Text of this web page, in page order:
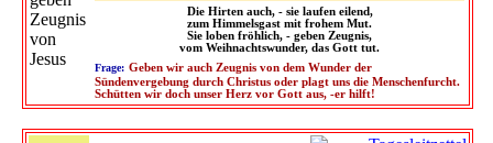
Die Hirten auch, - sie laufen eilend,
zum Himmelsgast mit frohem Mut.
Sie loben fröhlich, - geben Zeugnis,
vom Weihnachtswunder, das Gott tut.
Frage: Geben wir auch Zeugnis von dem Wunder der
Sündenvergebung durch Christus oder plagt uns die Menschenfurcht.
Schütten wir doch unser Herz vor Gott aus, -er hilft!